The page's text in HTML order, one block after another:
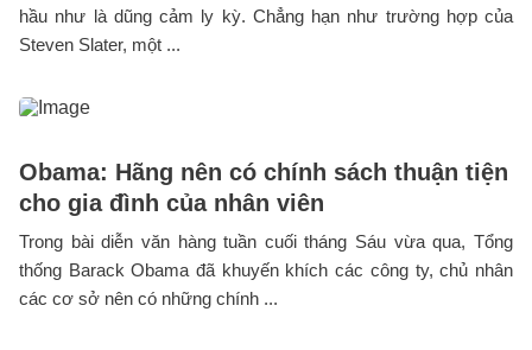
hầu như là dũng cảm ly kỳ. Chẳng hạn như trường hợp của
Steven Slater, một ...
Obama: Hãng nên có chính sách thuận tiện
cho gia đình của nhân viên
Trong bài diễn văn hàng tuần cuối tháng Sáu vừa qua, Tổng
thống Barack Obama đã khuyến khích các công ty, chủ nhân
các cơ sở nên có những chính ...